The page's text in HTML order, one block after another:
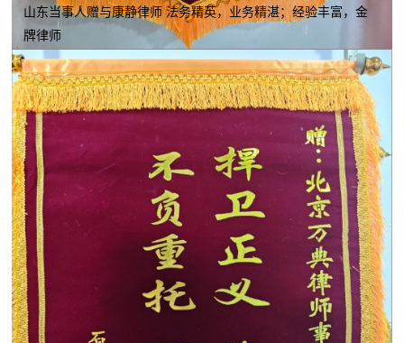
山东当事人赠与康静律师 法务精英，业务精湛；经验丰富，金
牌律师